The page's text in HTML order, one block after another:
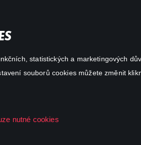
statistických a marketingových
souborů cookies můžete změnit
nutné cookies